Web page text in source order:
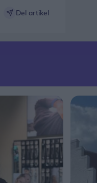
Del artikel